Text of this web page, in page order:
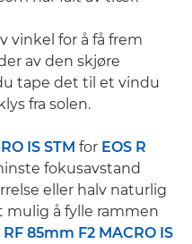
vinkel for å få frem
av den skjøre
tape det til et vindu
fra solen.
IS STM for EOS R
fokusavstand
eller halv naturlig
mulig å fylle rammen
85mm F2 MACRO IS